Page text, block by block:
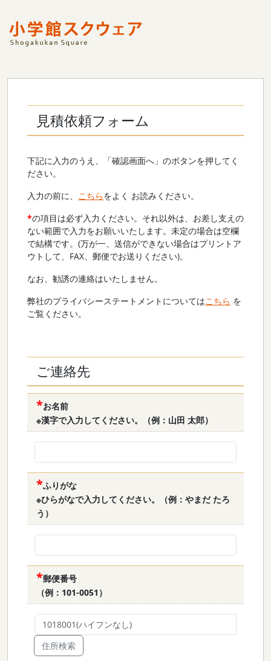
見積依頼フォーム
下記に入力のうえ、「確認画面へ」のボタンを押してく
ださい。
入力の前に、
こちらをよく お読みください。
*の項目は必ず入力ください。それ以外は、お差し支えの
ない範囲で入力をお願いいたします。未定の場合は空欄
で結構です。(万が一、送信ができない場合はプリントア
ウトして、FAX、郵便でお送りください)。
なお、勧誘の連絡はいたしません。
弊社のプライバシーステートメントについてはこちら を
ご覧ください。
ご連絡先
お名前
※漢字で入力してください。（例：山田 太郎）
ふりがな
※ひらがなで入力してください。（例：やまだ たろ
う）
郵便番号
（例：101-0051）